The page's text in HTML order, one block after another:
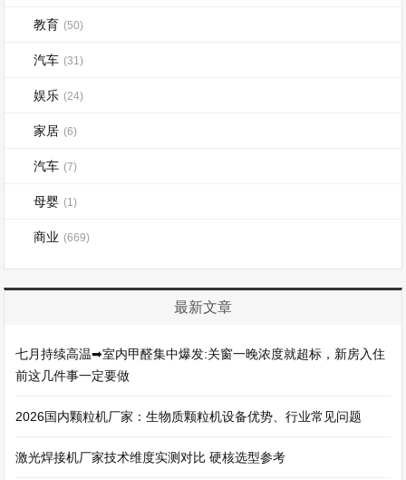
教育 (50)
汽车 (31)
娱乐 (24)
家居 (6)
汽车 (7)
母婴 (1)
商业 (669)
最新文章
七月持续高温➡室内甲醛集中爆发:关窗一晚浓度就超标，新房入住
前这几件事一定要做
2026国内颗粒机厂家：生物质颗粒机设备优势、行业常见问题
激光焊接机厂家技术维度实测对比 硬核选型参考